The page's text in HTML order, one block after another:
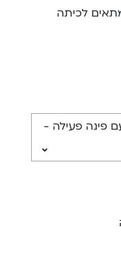
לכיתה
פינה פעילה -